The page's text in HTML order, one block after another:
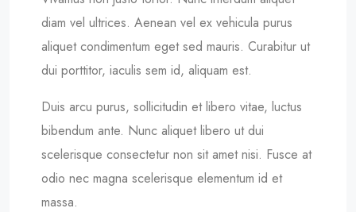
diam vel ultrices. Aenean vel ex vehicula purus
aliquet condimentum eget sed mauris. Curabitur ut
dui porttitor, iaculis sem id, aliquam est.
Duis arcu purus, sollicitudin et libero vitae, luctus
bibendum ante. Nunc aliquet libero ut dui
scelerisque consectetur non sit amet nisi. Fusce at
odio nec magna scelerisque elementum id et
massa.